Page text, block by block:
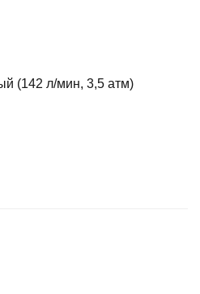
(142 л/мин, 3,5 атм)